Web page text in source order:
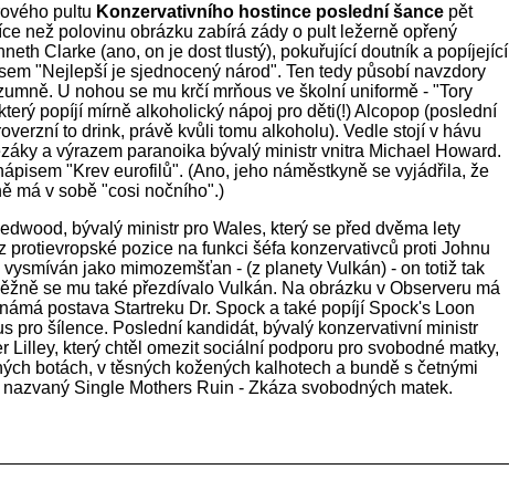
pultu Konzervativního hostince poslední šance pět
než polovinu obrázku zabírá zády o pult ležerně opřený
Clarke (ano, on je dost tlustý), pokuřující doutník a popíjející
"Nejlepší je sjednocený národ". Ten tedy působí navzdory
U nohou se mu krčí mrňous ve školní uniformě - "Tory
popíjí mírně alkoholický nápoj pro děti(!) Alcopop (poslední
to drink, právě kvůli tomu alkoholu). Vedle stojí v hávu
a výrazem paranoika bývalý ministr vnitra Michael Howard.
"Krev eurofilů". (Ano, jeho náměstkyně se vyjádřila, že
má v sobě "cosi nočního".)
bývalý ministr pro Wales, který se před dvěma lety
protievropské pozice na funkci šéfa konzervativců proti Johnu
jako mimozemšťan - (z planety Vulkán) - on totiž tak
se mu také přezdívalo Vulkán. Na obrázku v Observeru má
postava Startreku Dr. Spock a také popíjí Spock's Loon
pro šílence. Poslední kandidát, bývalý konzervativní ministr
Lilley, který chtěl omezit sociální podporu pro svobodné matky,
botách, v těsných kožených kalhotech a bundě s četnými
Single Mothers Ruin - Zkáza svobodných matek.